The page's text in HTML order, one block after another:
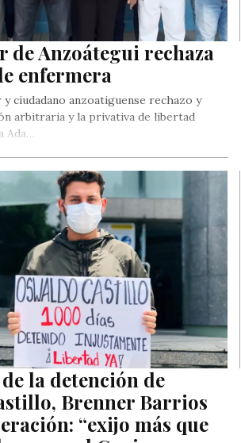
de Anzoátegui rechaza
enfermera
ciudadano anzoatiguense rechazo y
arbitraria y la privativa de libertad
Ada…
la detención de
Brenner Barrios
“exijo más que